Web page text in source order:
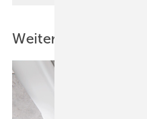
Weitere Inhalte